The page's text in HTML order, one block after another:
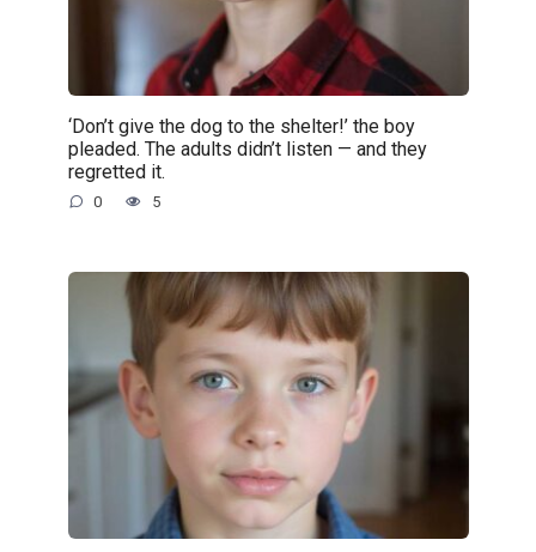
‘Don’t give the dog to the shelter!’ the boy
pleaded. The adults didn’t listen — and they
regretted it.
0 5